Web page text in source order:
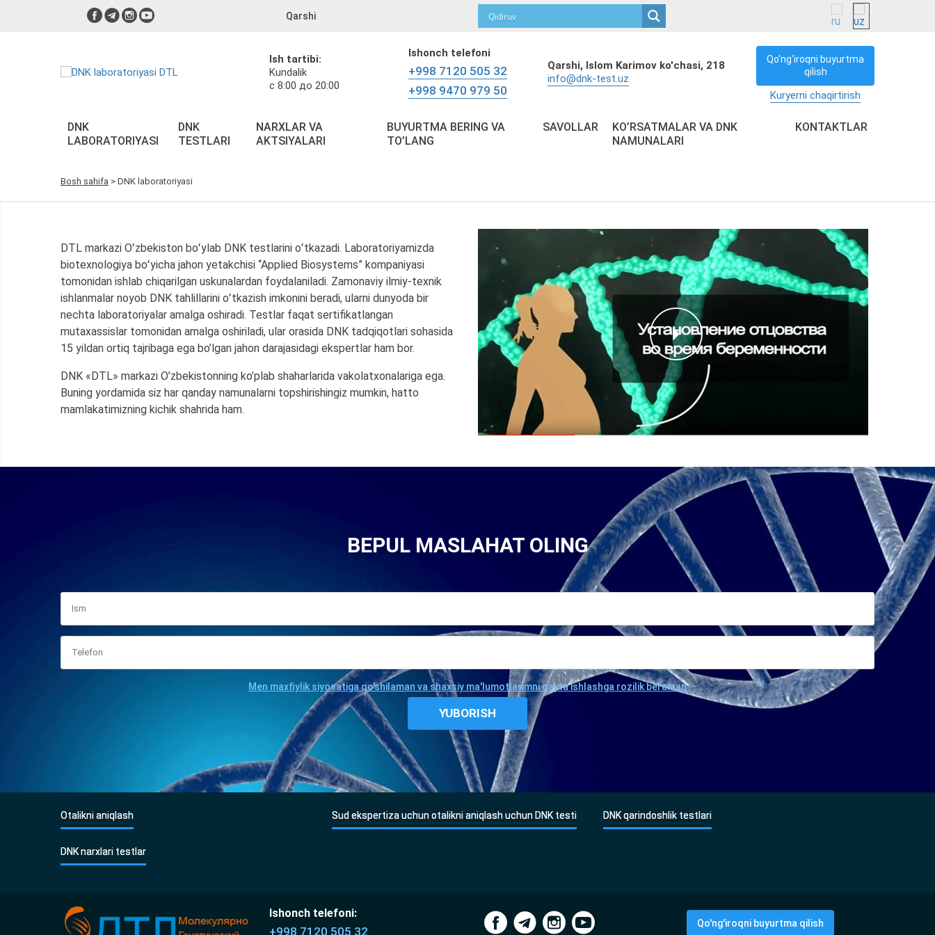
Qarshi
Ish tartibi:
Kundalik
с 8:00 до 20:00
Ishonch telefoni
+998 7120 505 32
+998 9470 979 50
Qarshi, Islom Karimov ko'chasi, 218
info@dnk-test.uz
Qo'ng'iroqni buyurtma
qilish
Kuryerni chaqirtirish
DNK
LABORATORIYASI
DNK
TESTLARI
NARXLAR VA
AKTSIYALARI
BUYURTMA BERING VA
TO’LANG
SAVOLLAR
KO’RSATMALAR VA DNK
NAMUNALARI
KONTAKTLAR
Bosh sahifa > DNK laboratoriyasi
DTL markazi Oʻzbekiston boʻylab DNK testlarini oʻtkazadi. Laboratoriyamizda
biotexnologiya boʻyicha jahon yetakchisi “Applied Biosystems” kompaniyasi
tomonidan ishlab chiqarilgan uskunalardan foydalaniladi. Zamonaviy ilmiy-texnik
ishlanmalar noyob DNK tahlillarini oʻtkazish imkonini beradi, ularni dunyoda bir
nechta laboratoriyalar amalga oshiradi. Testlar faqat sertifikatlangan
mutaxassislar tomonidan amalga oshiriladi, ular orasida DNK tadqiqotlari sohasida
15 yildan ortiq tajribaga ega bo’lgan jahon darajasidagi ekspertlar ham bor.
DNK «DTL» markazi O’zbekistonning ko’plab shaharlarida vakolatxonalariga ega.
Buning yordamida siz har qanday namunalarni topshirishingiz mumkin, hatto
mamlakatimizning kichik shahrida ham.
BEPUL MASLAHAT OLING
Men maxfiylik siyosatiga qo'shilaman va shaxsiy ma'lumotlarimni qayta ishlashga rozilik beraman
Otalikni aniqlash Sud ekspertiza uchun otalikni aniqlash uchun DNK testi DNK qarindoshlik testlari
DNK narxlari testlar
Ishonch telefoni:
+998 7120 505 32
Qo'ng'iroqni buyurtma qilish